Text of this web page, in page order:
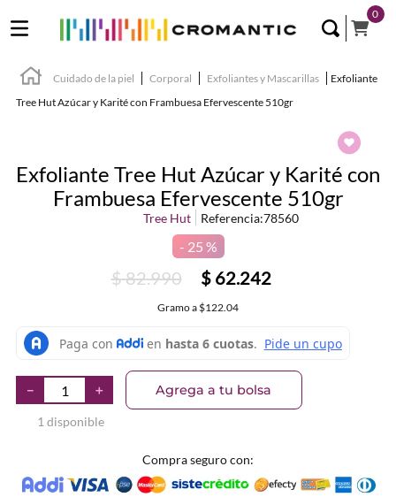
0
Cuidado de la piel Corporal Exfoliantes y Mascarillas
Exfoliante
Tree Hut Azúcar y Karité con Frambuesa Efervescente 510gr
Exfoliante Tree Hut Azúcar y Karité con
Frambuesa Efervescente 510gr
Tree Hut Referencia:78560
25 %
$82.990 $ 62.242
Gramoa $122.04
＋
－
1 disponible
Agrega a tu bolsa
Compra seguro con: